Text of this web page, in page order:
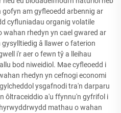
am gyfleoedd arbennig ar
cyfluniadau organig volatile
wahan rhedyn yn cael gwared ar
â llawer o faterion
i'r aer o fewn tŷ a lleihau
bod niweidiol. Mae cyfleoedd i
rhedyn yn cefnogi economi
ysgafnodi tra'n darparu
ôltraceiddio a'u ffynnu'n gyfrifol i
mathau o wahan